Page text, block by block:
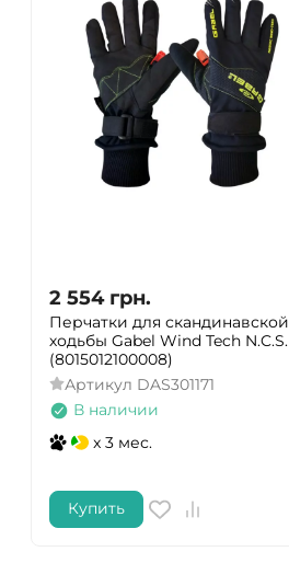
2 554 грн.
Перчатки для скандинавской
ходьбы Gabel Wind Tech N.C.S.
(8015012100008)
Артикул DAS301171
В наличии
x 3 мес.
Купить